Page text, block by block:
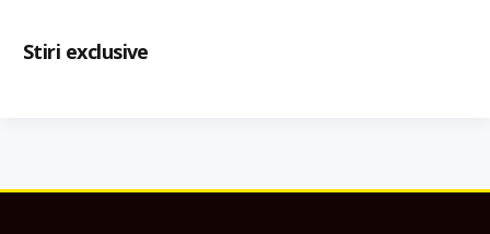
Stiri exclusive